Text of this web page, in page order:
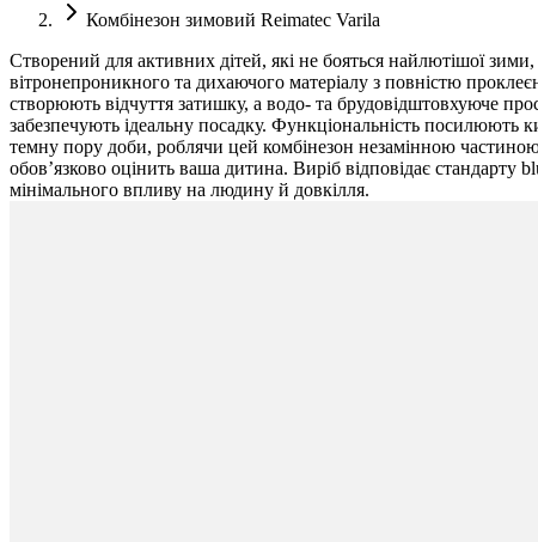
Комбінезон зимовий Reimatec Varila
Створений для активних дітей, які не бояться найлютішої
вітронепроникного та дихаючого матеріалу з повністю
створюють відчуття затишку, а водо- та брудовідштовхуюче
забезпечують ідеальну посадку. Функціональність посилюють
темну пору доби, роблячи цей комбінезон незамінною
обов’язково оцінить ваша дитина. Виріб відповідає
мінімального впливу на людину й довкілля.